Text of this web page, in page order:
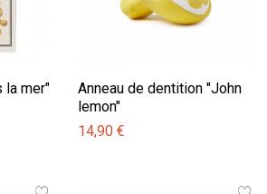
la mer"
Anneau de dentition "John
lemon"
14,90 €